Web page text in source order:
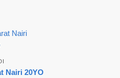
Nairi 20YO